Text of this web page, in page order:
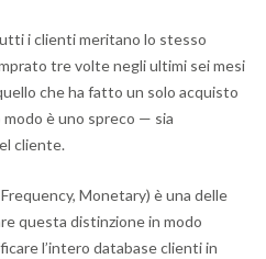
i clienti meritano lo stesso
tre volte negli ultimi sei mesi
che ha fatto un solo acquisto
è uno spreco — sia
cliente.
Monetary) è una delle
questa distinzione in modo
l’intero database clienti in